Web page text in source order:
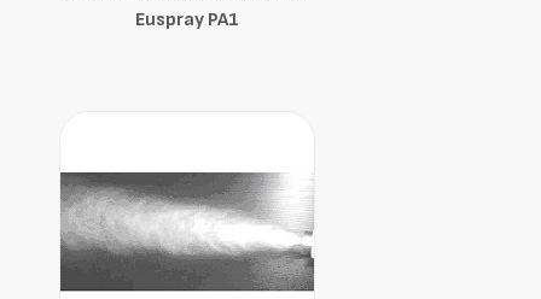
Euspray PA1